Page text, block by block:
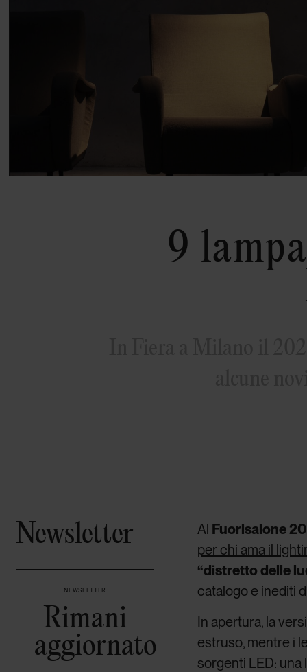
9
Newsletter
NEWSLETTER
Rimani
aggiornato
Al Fuorisalone
per chi ama il
“distretto delle
catalogo e inediti
In apertura, la
estruso, mentre i
sorgenti LED: una